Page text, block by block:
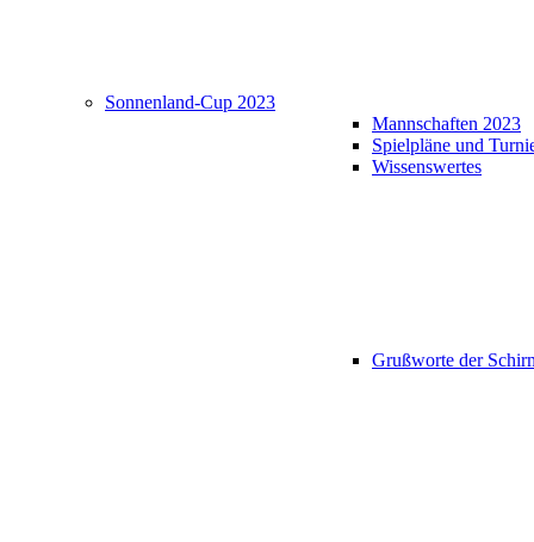
Sonnenland-Cup 2023
Mannschaften 2023
Spielpläne und
Wissenswertes
Grußworte der